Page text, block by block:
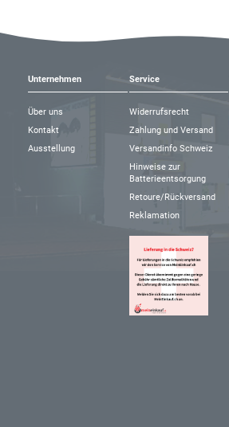
Unternehmen
Über uns
Kontakt
Ausstellung
Service
Widerrufsrecht
Zahlung und Versand
Versandinfo Schweiz
Hinweise zur
Batterieentsorgung
Retoure/Rückversand
Reklamation